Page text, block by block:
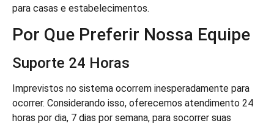
para casas e estabelecimentos.
Por Que Preferir Nossa Equipe
Suporte 24 Horas
Imprevistos no sistema ocorrem inesperadamente para
ocorrer. Considerando isso, oferecemos atendimento 24
horas por dia, 7 dias por semana, para socorrer suas